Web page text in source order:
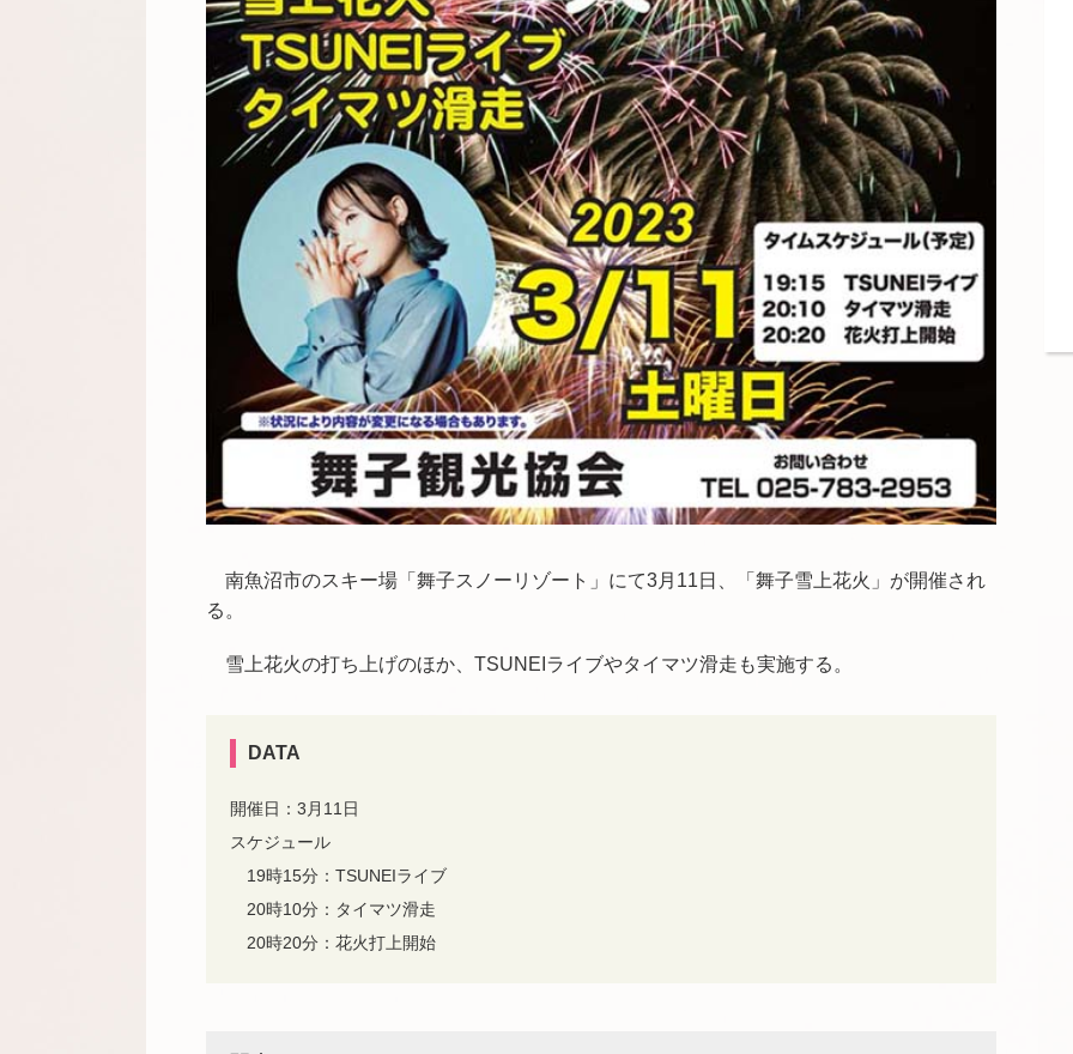
南魚沼市のスキー場「 舞子スノーリゾート 」にて3月11日、「舞子雪上花火」が開催され
る。
雪上花火の打ち上げのほか、TSUNEIライブやタイマツ滑走も実施する。
DATA
開催日：3月11日
スケジュール
19時15分：TSUNEIライブ
20時10分：タイマツ滑走
20時20分：花火打上開始